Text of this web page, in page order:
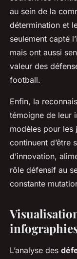
au sein de la
détermination et
seulement capté
mais ont aussi
valeur des
football.
Enfin, la
témoigne de leur
modèles pour les
continuent d’être
d’innovation,
rôle défensif au
constante
L’analyse des